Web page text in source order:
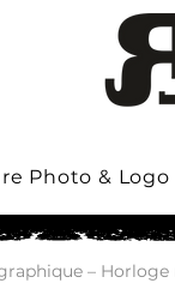
Photo & Logo
–